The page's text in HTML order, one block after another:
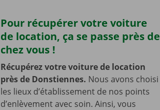
Pour récupérer votre voiture
de location, ça se passe près de
chez vous !
Récupérez votre voiture de location
près de Donstiennes. Nous avons choisi
les lieux d’établissement de nos points
d’enlèvement avec soin. Ainsi, vous